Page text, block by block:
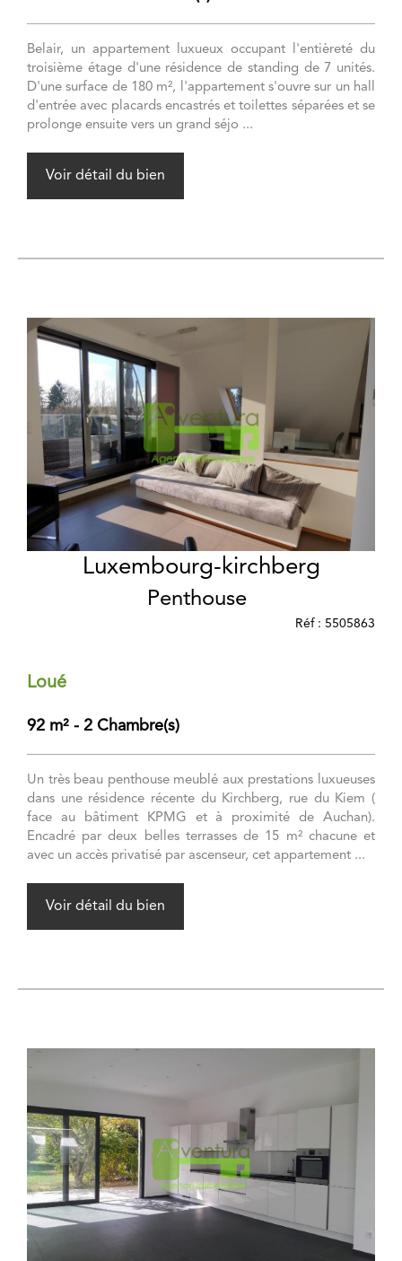
Belair, un appartement luxueux occupant l'entièreté du
troisième étage d'une résidence de standing de 7 unités.
D'une surface de 180 m², l'appartement s'ouvre sur un hall
d'entrée avec placards encastrés et toilettes séparées et se
prolonge ensuite vers un grand séjo ...
Voir détail du bien
Luxembourg-kirchberg
Penthouse
Réf : 5505863
Loué
92 m² - 2 Chambre(s)
Un très beau penthouse meublé aux prestations luxueuses
dans une résidence récente du Kirchberg, rue du Kiem (
face au bâtiment KPMG et à proximité de Auchan).
Encadré par deux belles terrasses de 15 m² chacune et
avec un accès privatisé par ascenseur, cet appartement ...
Voir détail du bien